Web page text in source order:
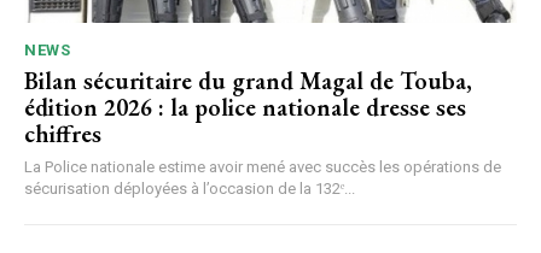
NEWS
Bilan sécuritaire du grand Magal de Touba,
édition 2026 : la police nationale dresse ses
chiffres
La Police nationale estime avoir mené avec succès les opérations de
sécurisation déployées à l’occasion de la 132ᵉ...